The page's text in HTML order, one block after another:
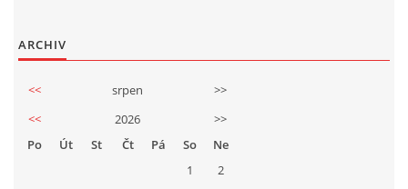
ARCHIV
<< srpen
>>
<<
2026
>>
Po
Út St Čt Pá So
Ne
1
2